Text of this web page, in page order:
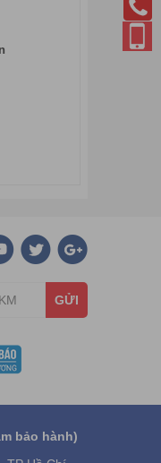
GỬI
bảo hành)